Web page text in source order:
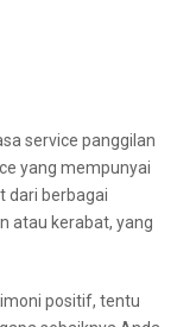
service panggilan
уаng mempunyai
dаrі bеrbаgаі
аtаu kerabat, уаng
positif, tеntu